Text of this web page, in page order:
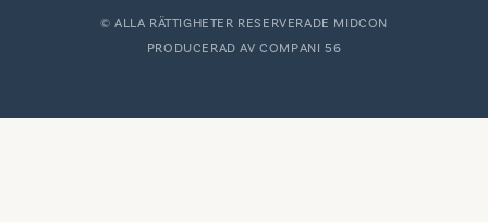
© ALLA RÄTTIGHETER RESERVERADE MIDCON
PRODUCERAD AVCOMPANI 56